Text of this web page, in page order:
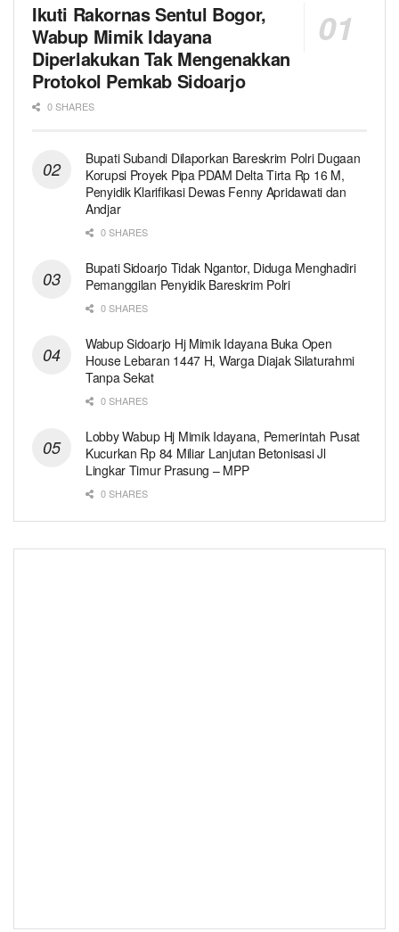
Ikuti Rakornas Sentul Bogor,
Wabup Mimik Idayana
Diperlakukan Tak Mengenakkan
Protokol Pemkab Sidoarjo
0 SHARES
Bupati Subandi Dilaporkan Bareskrim Polri Dugaan
Korupsi Proyek Pipa PDAM Delta Tirta Rp 16 M,
Penyidik Klarifikasi Dewas Fenny Apridawati dan
Andjar
0 SHARES
Bupati Sidoarjo Tidak Ngantor, Diduga Menghadiri
Pemanggilan Penyidik Bareskrim Polri
0 SHARES
Wabup Sidoarjo Hj Mimik Idayana Buka Open
House Lebaran 1447 H, Warga Diajak Silaturahmi
Tanpa Sekat
0 SHARES
Lobby Wabup Hj Mimik Idayana, Pemerintah Pusat
Kucurkan Rp 84 Miliar Lanjutan Betonisasi Jl
Lingkar Timur Prasung – MPP
0 SHARES